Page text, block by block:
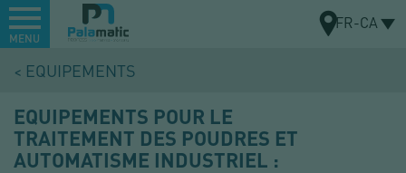
principal
MenuFR-CA
MENU
EQUIPEMENTS
EQUIPEMENTS POUR LE
TRAITEMENT DES POUDRES ET
AUTOMATISME INDUSTRIEL :